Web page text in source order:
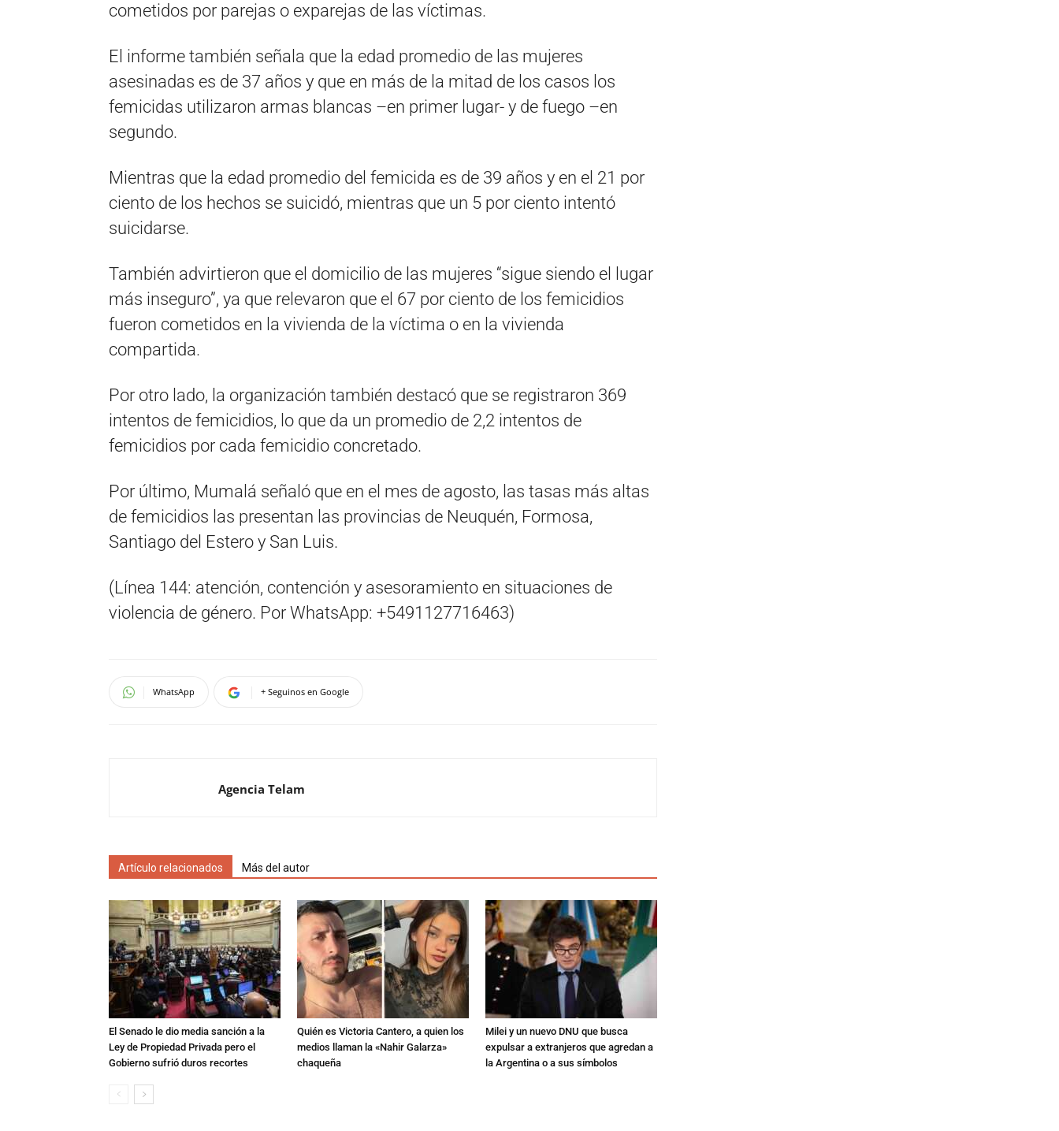
cometidos por parejas o exparejas de las víctimas.
El informe también señala que la edad promedio de las mujeres
asesinadas es de 37 años y que en más de la mitad de los casos los
femicidas utilizaron armas blancas –en primer lugar- y de fuego –en
segundo.
Mientras que la edad promedio del femicida es de 39 años y en el 21 por
ciento de los hechos se suicidó, mientras que un 5 por ciento intentó
suicidarse.
También advirtieron que el domicilio de las mujeres “sigue siendo el lugar
más inseguro”, ya que relevaron que el 67 por ciento de los femicidios
fueron cometidos en la vivienda de la víctima o en la vivienda
compartida.
Por otro lado, la organización también destacó que se registraron 369
intentos de femicidios, lo que da un promedio de 2,2 intentos de
femicidios por cada femicidio concretado.
Por último, Mumalá señaló que en el mes de agosto, las tasas más altas
de femicidios las presentan las provincias de Neuquén, Formosa,
Santiago del Estero y San Luis.
(Línea 144: atención, contención y asesoramiento en situaciones de
violencia de género. Por WhatsApp: +5491127716463)
WhatsApp + Seguinos en Google
Agencia Telam
Artículo relacionados Más del autor
El Senado le dio media sanción a la
Ley de Propiedad Privada pero el
Gobierno sufrió duros recortes
Quién es Victoria Cantero, a quien los
medios llaman la «Nahir Galarza»
chaqueña
Milei y un nuevo DNU que busca
expulsar a extranjeros que agredan a
la Argentina o a sus símbolos